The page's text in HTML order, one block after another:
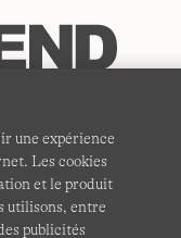
Carte du site
une expérience
Les cookies
et le produit
utilisons, entre
publicités